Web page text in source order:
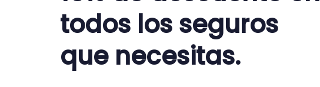
todos los seguros
que necesitas.